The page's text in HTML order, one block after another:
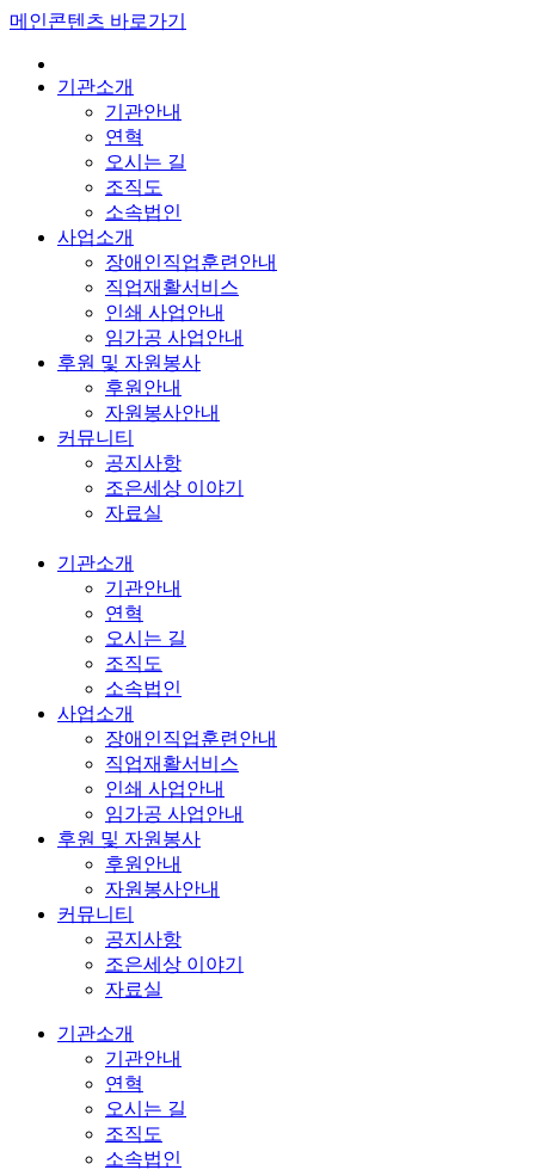
메인콘텐츠 바로가기
기관소개
기관안내
연혁
오시는 길
조직도
소속법인
사업소개
장애인직업훈련안내
직업재활서비스
인쇄 사업안내
임가공 사업안내
후원 및 자원봉사
후원안내
자원봉사안내
커뮤니티
공지사항
조은세상 이야기
자료실
기관소개
기관안내
연혁
오시는 길
조직도
소속법인
사업소개
장애인직업훈련안내
직업재활서비스
인쇄 사업안내
임가공 사업안내
후원 및 자원봉사
후원안내
자원봉사안내
커뮤니티
공지사항
조은세상 이야기
자료실
기관소개
기관안내
연혁
오시는 길
조직도
소속법인